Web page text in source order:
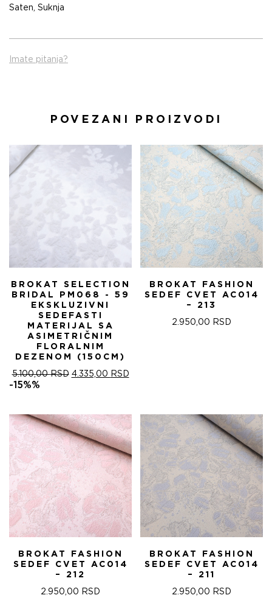
Saten, Suknja
Imate pitanja?
POVEZANI PROIZVODI
BROKAT SELECTION
BRIDAL PM068 - 59
EKSKLUZIVNI
SEDEFASTI
MATERIJAL SA
ASIMETRIČNIM
FLORALNIM
DEZENOM (150CM)
5.100,00RSD ОРИГИНАЛНА
5.100,00 RSD.
4.335,00 RSDТРЕНУТНА
-15%%
BROKAT FASHION
SEDEF CVET AC014
– 213
2.950,00 RSD
BROKAT FASHION
SEDEF CVET AC014
– 212
2.950,00 RSD
BROKAT FASHION
SEDEF CVET AC014
– 211
2.950,00 RSD